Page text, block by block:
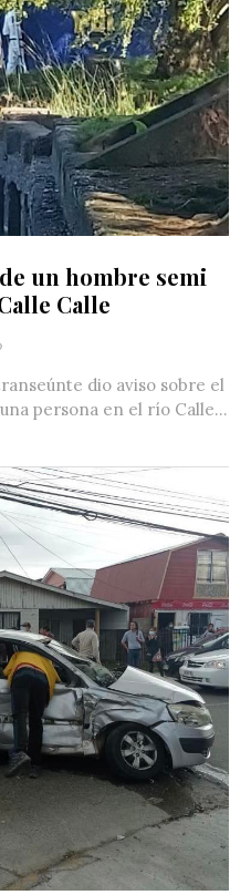
un hombre semi
Calle
dio aviso sobre el
persona en el río Calle...